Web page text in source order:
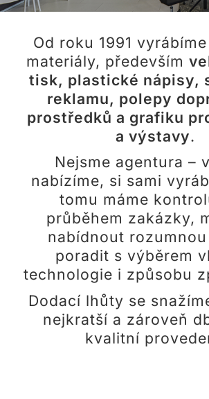
Naše technologie
Tisková data
Od roku 1991
materiály, především
tisk, plastické nápisy,
reklamu, polepy
prostředků a grafiku
a výstavy.
Nejsme agentura –
nabízíme, si sami
tomu máme
průběhem zakázky,
nabídnout
poradit s výběrem
technologie i způsobu
Dodací lhůty se
nejkratší a zároveň
kvalitní